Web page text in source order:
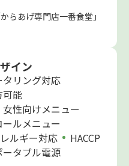
らあげ専門店一番食堂」
イン
タリング対応
可能
女性向けメニュー
ールメニュー
ルギー対応
HACCP
ータブル電源